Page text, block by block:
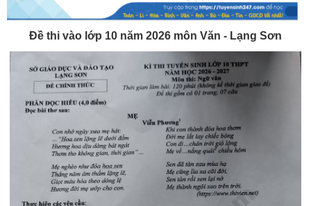
Đề thi vào lớp 10 năm 2026 môn Văn - Lạng Sơn